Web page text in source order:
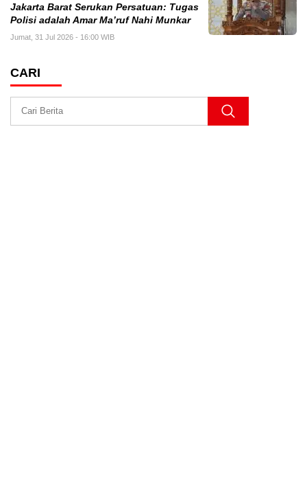
Jakarta Barat Serukan Persatuan: Tugas
Polisi adalah Amar Ma’ruf Nahi Munkar
Jumat, 31 Jul 2026 - 16:00 WIB
CARI